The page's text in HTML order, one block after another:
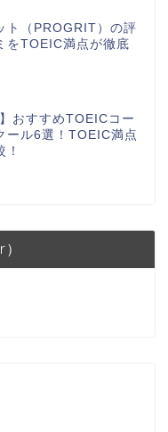
ト（PROGRIT）の評
をTOEIC満点が徹底
おすすめTOEICコー
ール6選！TOEIC満点